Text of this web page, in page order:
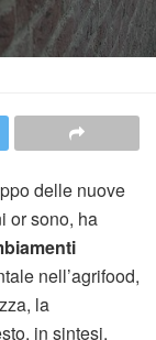
delle nuove
or sono, ha
nell’agrifood,
la
in sintesi,